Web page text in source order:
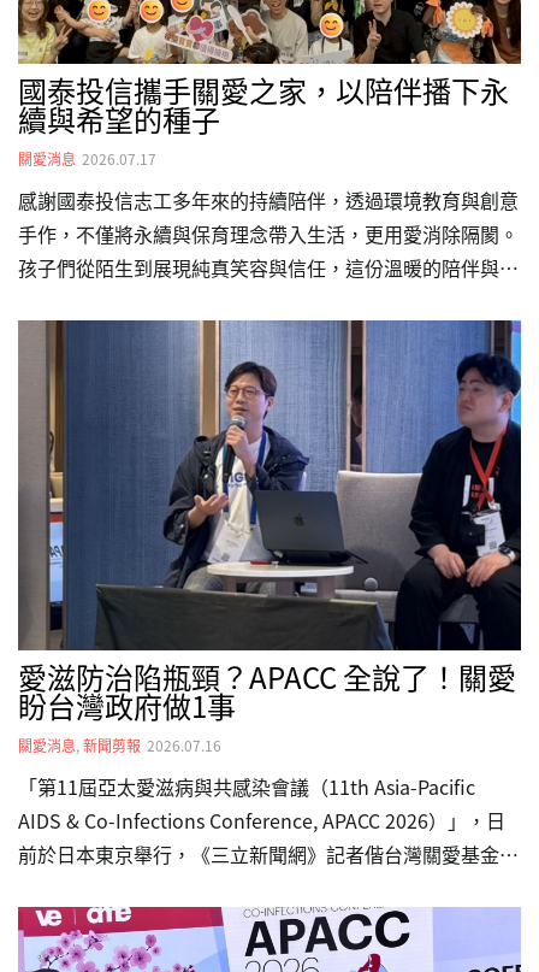
國泰投信攜手關愛之家，以陪伴播下永
續與希望的種子
關愛消息 2026.07.17
感謝國泰投信志工多年來的持續陪伴，透過環境教育與創意
手作，不僅將永續與保育理念帶入生活，更用愛消除隔閡。
孩子們從陌生到展現純真笑容與信任，這份溫暖的陪伴與擁
長情的公益，也是最深刻的永續。國泰投信多年來持續與
「台灣關愛基金會（關愛之家）」攜手合作，今年再次舉辦
「小手創造大永續」公益陪伴活動，號召42位同仁利用假日
時間擔任志工，陪伴20位關愛之家弱勢孩童度過充滿歡笑與
學習的一天。透過環境教育、創意手作及海洋保育課程，不
僅讓永續理念走進孩子的生活，更讓彼此的心，在一次次陪
伴中愈加靠近。活動中，志工陪伴孩子走進公園，一起撿拾
落葉，…
愛滋防治陷瓶頸？APACC 全說了！關愛
盼台灣政府做1事
關愛消息, 新聞剪報 2026.07.16
「第11屆亞太愛滋病與共感染會議（11th Asia-Pacific
AIDS & Co-Infections Conference, APACC 2026）」，日
前於日本東京舉行，《三立新聞網》記者偕台灣關愛基金會
愛滋相關防治措施除了政府單位的持續努力外，民團也積極
參與，如提供感染者全日型服務照顧服務的台灣關愛基金